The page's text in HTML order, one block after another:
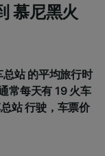
慕尼黑火
站 的平均旅行时
常每天有 19 火车
站 行驶，车票价